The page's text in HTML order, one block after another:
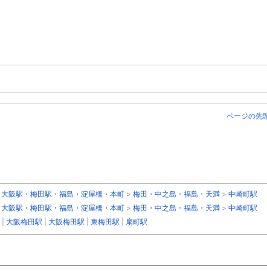
ページの先
大阪駅・梅田駅・福島・淀屋橋・本町 > 梅田・中之島・福島・天満 > 中崎町駅
大阪駅・梅田駅・福島・淀屋橋・本町 > 梅田・中之島・福島・天満 > 中崎町駅
大阪梅田駅 大阪梅田駅 東梅田駅 扇町駅